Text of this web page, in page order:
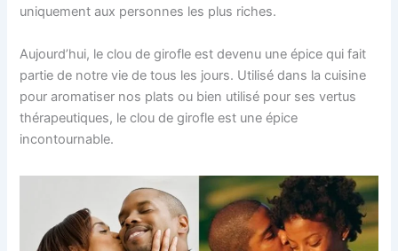
uniquement aux personnes les plus riches.
Aujourd’hui, le clou de girofle est devenu une épice qui fait
partie de notre vie de tous les jours. Utilisé dans la cuisine
pour aromatiser nos plats ou bien utilisé pour ses vertus
thérapeutiques, le clou de girofle est une épice
incontournable.